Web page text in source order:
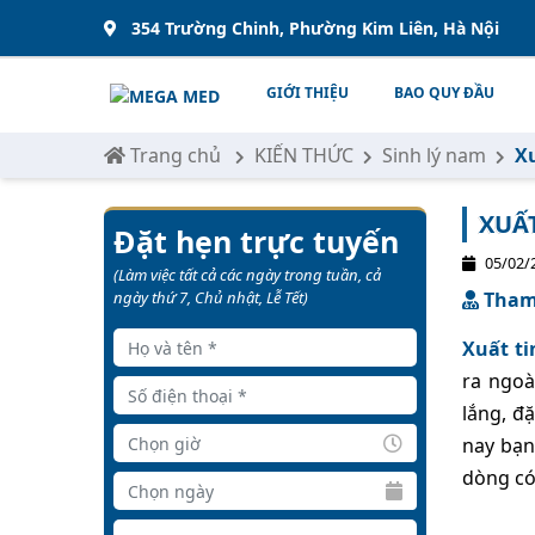
354 Trường Chinh, Phường Kim Liên, Hà Nội
GIỚI THIỆU BAO QUY ĐẦU
Trang chủ KIẾN THỨC Sinh lý nam
05/02/
Xuất
ra
lắng,
nay
dòng
Đặt hẹn trực tuyến
(Làm việc tất cả các ngày trong tuần, cả
ngày thứ 7, Chủ nhật, Lễ Tết)